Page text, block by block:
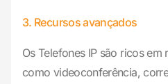
3. Recursos avançados
Os Telefones IP são ricos em
como videoconferência,